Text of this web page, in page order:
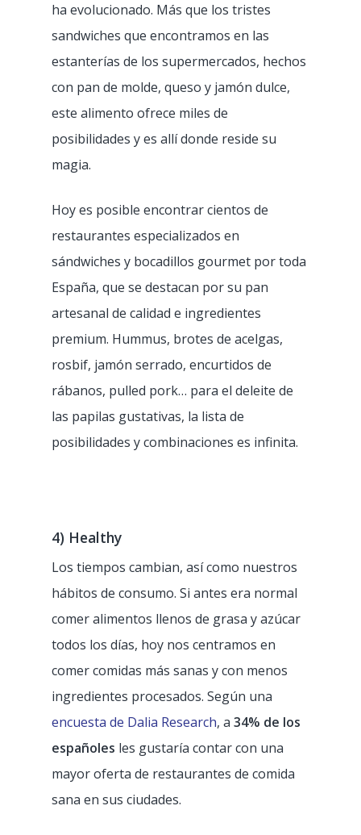
ha evolucionado. Más que los tristes
sandwiches que encontramos en las
estanterías de los supermercados, hechos
con pan de molde, queso y jamón dulce,
este alimento ofrece miles de
posibilidades y es allí donde reside su
magia.
Hoy es posible encontrar cientos de
restaurantes especializados en
sándwiches y bocadillos gourmet por toda
España, que se destacan por su pan
artesanal de calidad e ingredientes
premium. Hummus, brotes de acelgas,
rosbif, jamón serrado, encurtidos de
rábanos, pulled pork… para el deleite de
las papilas gustativas, la lista de
posibilidades y combinaciones es infinita.
4) Healthy
Los tiempos cambian, así como nuestros
hábitos de consumo. Si antes era normal
comer alimentos llenos de grasa y azúcar
todos los días, hoy nos centramos en
comer comidas más sanas y con menos
ingredientes procesados. Según una
encuesta de Dalia Research, a 34% de los
españoles les gustaría contar con una
mayor oferta de restaurantes de comida
sana en sus ciudades.
Análisis y gestión
Integraciones
Delivery por
Click & Collect por
Restaurante
Fast Food
Pizzería
Bar
Panadería
Atención al
Recursos
COVID-19
CONTACTO